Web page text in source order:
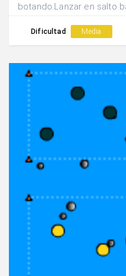
botando.Lanzar en salto
Dificultad Media